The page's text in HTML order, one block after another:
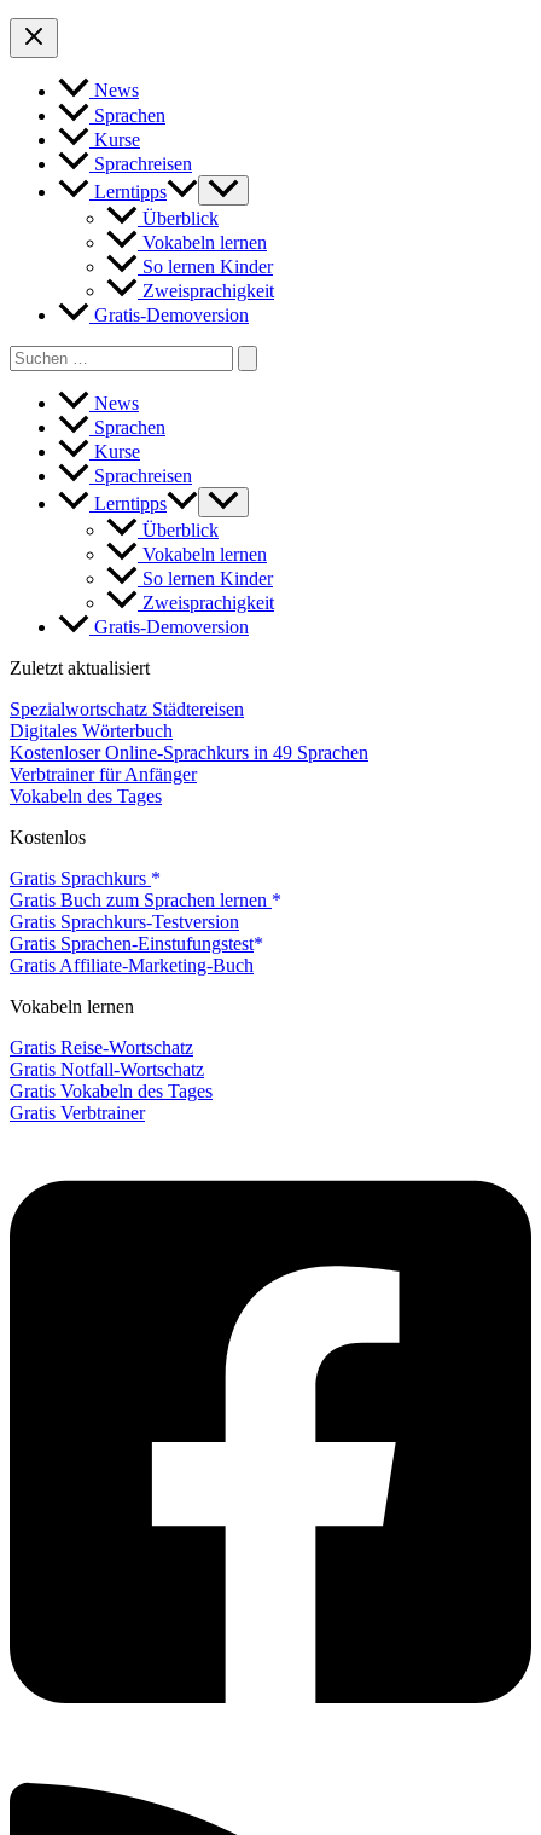
News
Sprachen
Kurse
Sprachreisen
Lerntipps
Überblick
Vokabeln lernen
So lernen Kinder
Zweisprachigkeit
Gratis-Demoversion
Search
for:
News
Sprachen
Kurse
Sprachreisen
Lerntipps
Überblick
Vokabeln lernen
So lernen Kinder
Zweisprachigkeit
Gratis-Demoversion
Zuletzt aktualisiert
Spezialwortschatz Städtereisen
Digitales Wörterbuch
Kostenloser Online-Sprachkurs in 49 Sprachen
Verbtrainer für Anfänger
Vokabeln des Tages
Kostenlos
Gratis Sprachkurs
Gratis Buch zum Sprachen lernen
Gratis Sprachkurs-Testversion
Gratis Sprachen-Einstufungstest
Gratis Affiliate-Marketing-Buch
Vokabeln lernen
Gratis Reise-Wortschatz
Gratis Notfall-Wortschatz
Gratis Vokabeln des Tages
Gratis Verbtrainer